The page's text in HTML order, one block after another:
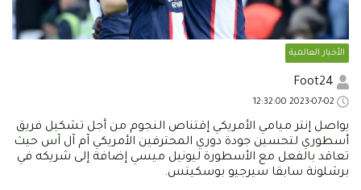
الأخبار العالمية
يواصل إنتر ميامي الأمريكي إقتناص النجوم من أجل تشكيل فريق
أسطوري لتحسين جودة دوري المحترفين الأمريكي آم آل آس حيث
تعاقد بالفعل مع الأسطورة ليونيل ميسي إضافة إلى شريكه في
برشلونة سابقا سيرجيو بوسكيتس.